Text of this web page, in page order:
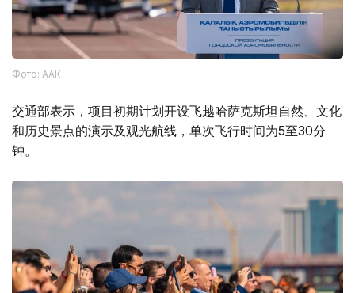
Фото: ААК
交通部表示，项目初期计划开设飞越哈萨克斯坦自然、文化
和历史景点的演示及观光航线，单次飞行时间为5至30分
钟。